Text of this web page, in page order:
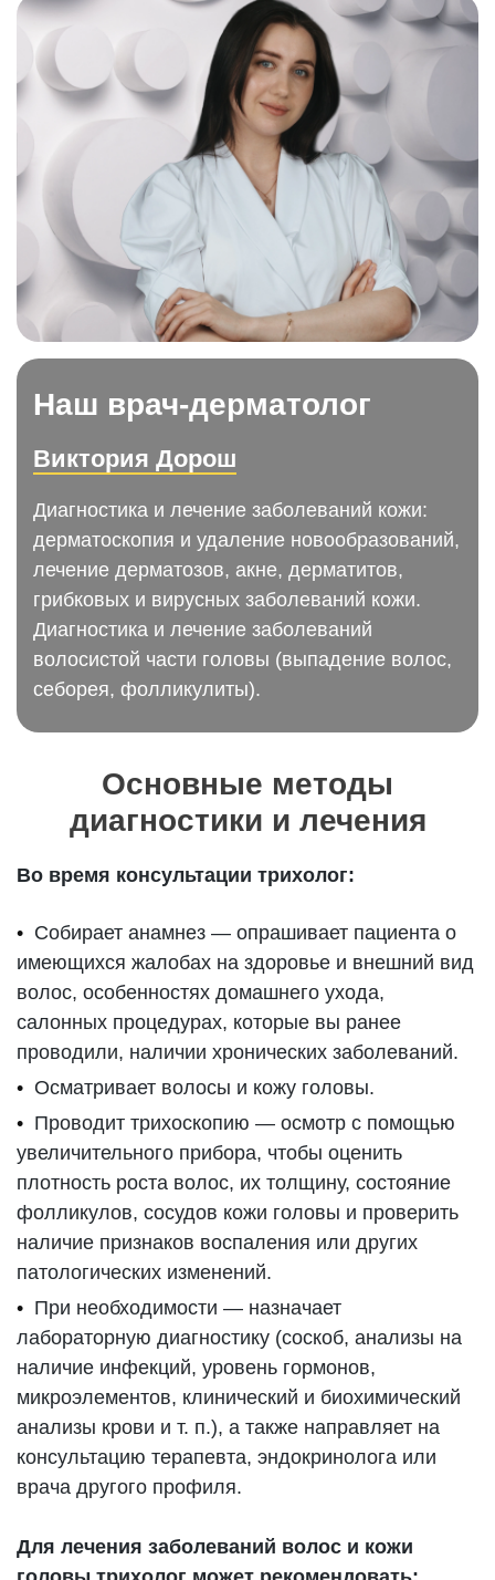
Наш врач-дерматолог
Виктория Дорош
Диагностика и лечение заболеваний кожи:
дерматоскопия и удаление новообразований,
лечение дерматозов, акне, дерматитов,
грибковых и вирусных заболеваний кожи.
Диагностика и лечение заболеваний
волосистой части головы (выпадение волос,
себорея, фолликулиты).
Основные методы
диагностики и лечения
Во время консультации трихолог:
Собирает анамнез — опрашивает пациента о
имеющихся жалобах на здоровье и внешний вид
волос, особенностях домашнего ухода,
салонных процедурах, которые вы ранее
проводили, наличии хронических заболеваний.
Осматривает волосы и кожу головы.
Проводит трихоскопию — осмотр с помощью
увеличительного прибора, чтобы оценить
плотность роста волос, их толщину, состояние
фолликулов, сосудов кожи головы и проверить
наличие признаков воспаления или других
патологических изменений.
При необходимости — назначает
лабораторную диагностику (соскоб, анализы на
наличие инфекций, уровень гормонов,
микроэлементов, клинический и биохимический
анализы крови и т. п.), а также направляет на
консультацию терапевта, эндокринолога или
врача другого профиля.
Для лечения заболеваний волос и кожи